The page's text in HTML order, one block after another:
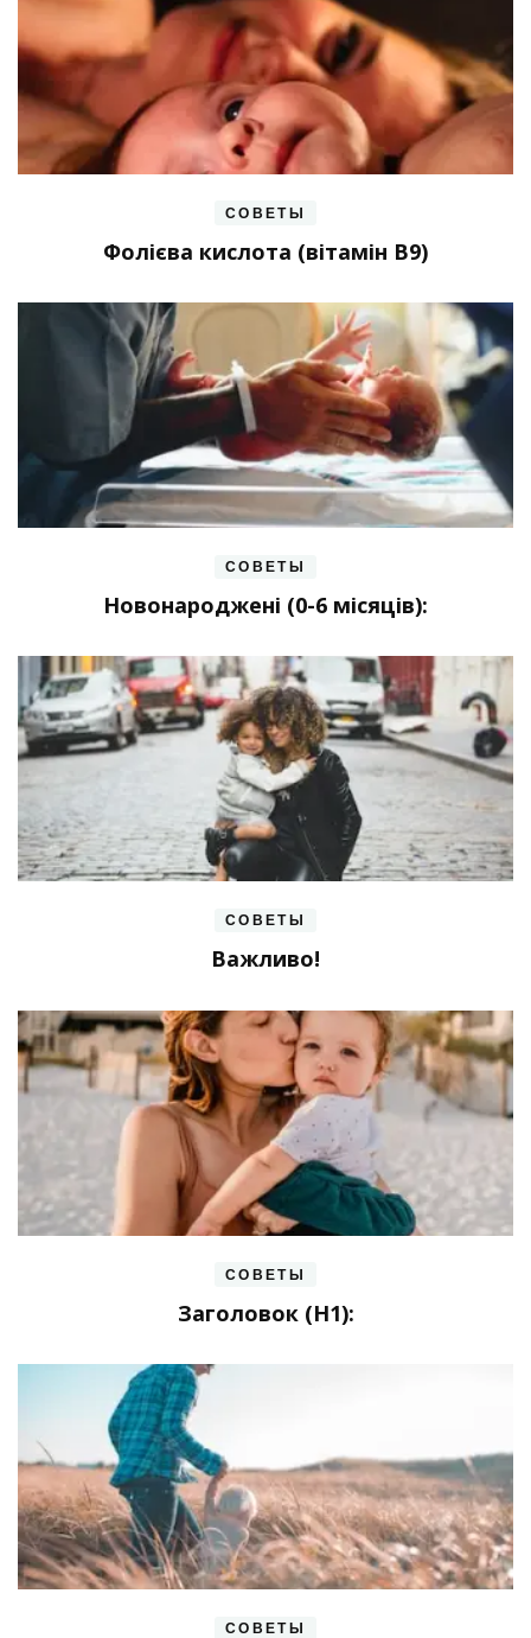
СОВЕТЫ
Фолієва кислота (вітамін В9)
СОВЕТЫ
Новонароджені (0-6 місяців):
СОВЕТЫ
Важливо!
СОВЕТЫ
Заголовок (H1):
СОВЕТЫ